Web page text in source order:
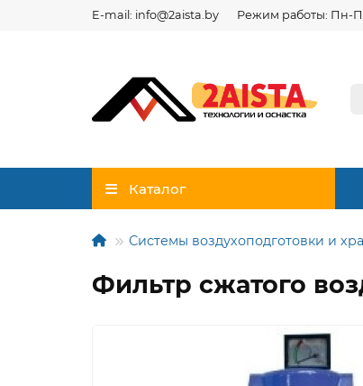
E-mail: info@2aista.by Режим работы: Пн-
Каталог
Системы воздухоподготовки и
Фильтр сжатого